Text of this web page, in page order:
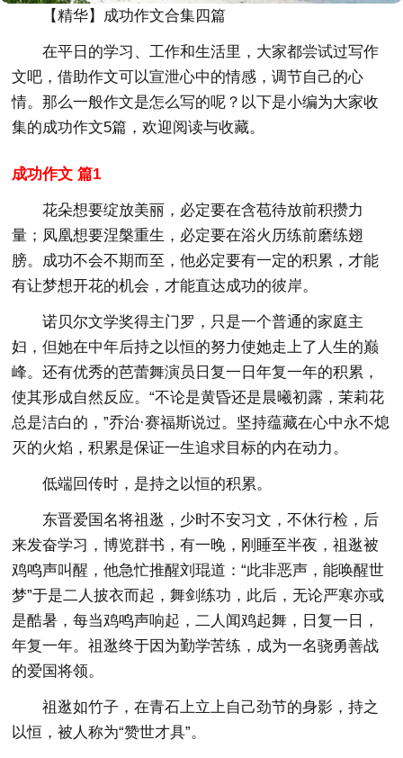
【精华】成功作文合集四篇
在平日的学习、工作和生活里，大家都尝试过写作
文吧，借助作文可以宣泄心中的情感，调节自己的心
情。那么一般作文是怎么写的呢？以下是小编为大家收
集的成功作文5篇，欢迎阅读与收藏。
成功作文 篇1
花朵想要绽放美丽，必定要在含苞待放前积攒力
量；凤凰想要涅槃重生，必定要在浴火历练前磨练翅
膀。成功不会不期而至，他必定要有一定的积累，才能
有让梦想开花的机会，才能直达成功的彼岸。
诺贝尔文学奖得主门罗，只是一个普通的家庭主
妇，但她在中年后持之以恒的努力使她走上了人生的巅
峰。还有优秀的芭蕾舞演员日复一日年复一年的积累，
使其形成自然反应。“不论是黄昏还是晨曦初露，茉莉花
总是洁白的，”乔治·赛福斯说过。坚持蕴藏在心中永不熄
灭的火焰，积累是保证一生追求目标的内在动力。
低端回传时，是持之以恒的积累。
东晋爱国名将祖逖，少时不安习文，不休行检，后
来发奋学习，博览群书，有一晚，刚睡至半夜，祖逖被
鸡鸣声叫醒，他急忙推醒刘琨道：“此非恶声，能唤醒世
梦”于是二人披衣而起，舞剑练功，此后，无论严寒亦或
是酷暑，每当鸡鸣声响起，二人闻鸡起舞，日复一日，
年复一年。祖逖终于因为勤学苦练，成为一名骁勇善战
的爱国将领。
祖逖如竹子，在青石上立上自己劲节的身影，持之
以恒，被人称为“赞世才具”。